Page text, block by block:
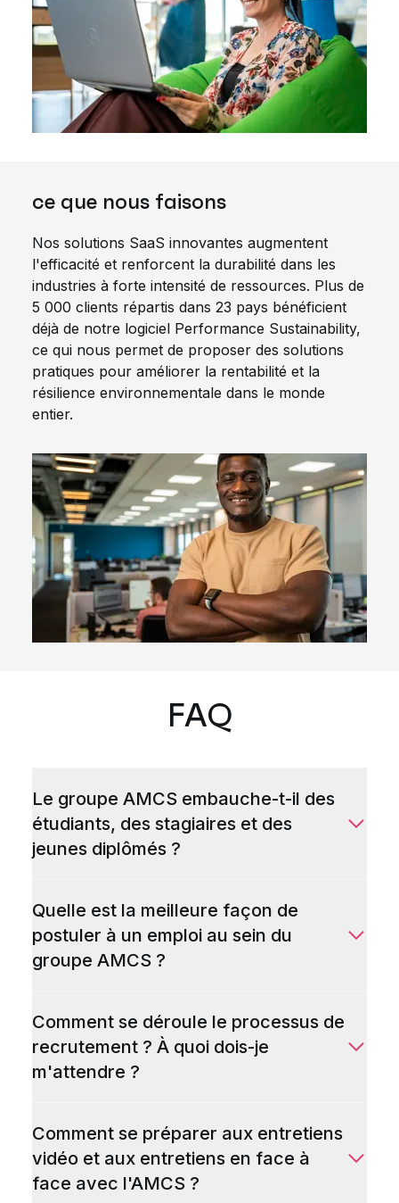
ce que nous faisons
Nos solutions SaaS innovantes augmentent
l'efficacité et renforcent la durabilité dans les
industries à forte intensité de ressources. Plus de
5 000 clients répartis dans 23 pays bénéficient
déjà de notre logiciel Performance Sustainability,
ce qui nous permet de proposer des solutions
pratiques pour améliorer la rentabilité et la
résilience environnementale dans le monde
entier.
FAQ
Le groupe AMCS embauche-t-il des
étudiants, des stagiaires et des
jeunes diplômés ?
Quelle est la meilleure façon de
postuler à un emploi au sein du
groupe AMCS ?
Comment se déroule le processus de
recrutement ? À quoi dois-je
m'attendre ?
Comment se préparer aux entretiens
vidéo et aux entretiens en face à
face avec l'AMCS ?